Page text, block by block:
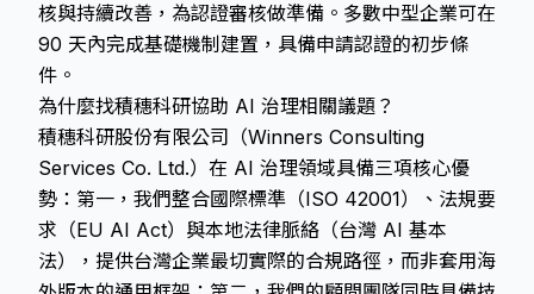
核與持續改善，為認證審核做準備。多數中型企業可在
90 天內完成基礎機制建置，具備申請認證的初步條
件。
為什麼找積穗科研協助 AI 治理相關議題？
積穗科研股份有限公司（Winners Consulting
Services Co. Ltd.）在 AI 治理領域具備三項核心優
勢：第一，我們整合國際標準（ISO 42001）、法規要
求（EU AI Act）與本地法律脈絡（台灣 AI 基本
法），提供台灣企業最切實際的合規路徑，而非套用海